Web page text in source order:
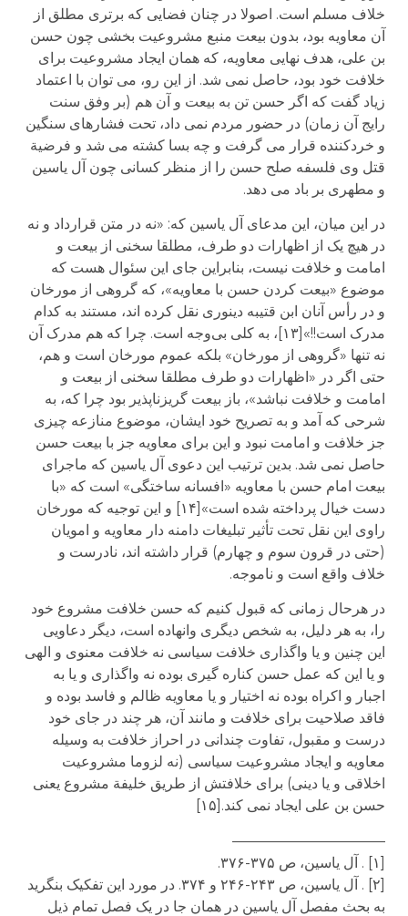
خلاف مسلم است. اصولا در چنان فضایی که برتری مطلق از
آن معاویه بود، بدون بیعت منبع مشروعیت بخشی چون حسن
بن علی، هدف نهایی معاویه، که همان ایجاد مشروعیت برای
خلافت خود بود، حاصل نمی شد. از این رو، می توان با اعتماد
زیاد گفت که اگر حسن تن به بیعت و آن هم (بر وفق سنت
رایج آن زمان) در حضور مردم نمی داد، تحت فشارهای سنگین
و خردکننده قرار می گرفت و چه بسا کشته می شد و فرضیة
قتل وی فلسفه صلح حسن را از منظر کسانی چون آل یاسین
و مطهری بر باد می دهد.
در این میان، این مدعای آل یاسین که: «نه در متن قرارداد و نه
در هیچ یک از اظهارات دو طرف، مطلقا سخنی از بیعت و
امامت و خلافت نیست، بنابراین جای این سئوال هست که
موضوع «بیعت کردن حسن با معاویه»، که گروهی از مورخان
و در رأس آنان ابن قتیبه دینوری نقل کرده اند، مستند به کدام
مدرک است!!»[۱۳]، به کلی بی‌وجه است. چرا که هم مدرک آن
نه تنها «گروهی از مورخان» بلکه عموم مورخان است و هم،
حتی اگر در «اظهارات دو طرف مطلقا سخنی از بیعت و
امامت و خلافت نباشد»، باز بیعت گریزناپذیر بود چرا که، به
شرحی که آمد و به تصریح خود ایشان، موضوع منازعه چیزی
جز خلافت و امامت نبود و این برای معاویه جز با بیعت حسن
حاصل نمی شد. بدین ترتیب این دعوی آل یاسین که ماجرای
بیعت امام حسن با معاویه «افسانه ساختگی» است که «با
دست خیال پرداخته شده است»[۱۴] و این توجیه که مورخان
راوی این نقل تحت تأثیر تبلیغات دامنه دار معاویه و امویان
(حتی در قرون سوم و چهارم) قرار داشته اند، نادرست و
خلاف واقع است و ناموجه.
در هرحال زمانی که قبول کنیم که حسن خلافت مشروع خود
را، به هر دلیل، به شخص دیگری وانهاده است، دیگر دعاویی
این چنین و یا واگذاری خلافت سیاسی نه خلافت معنوی و الهی
و یا این که عمل حسن کناره گیری بوده نه واگذاری و یا به
اجبار و اکراه بوده نه اختیار و یا معاویه ظالم و فاسد بوده و
فاقد صلاحیت برای خلافت و مانند آن، هر چند در جای خود
درست و مقبول، تفاوت چندانی در احراز خلافت به وسیله
معاویه و ایجاد مشروعیت سیاسی (نه لزوما مشروعیت
اخلاقی و یا دینی) برای خلافتش از طریق خلیفة مشروع یعنی
حسن بن علی ایجاد نمی کند.[۱۵]
——————————–
[۱] . آل یاسین، ص ۳۷۵-۳۷۶.
[۲] . آل یاسین، ص ۲۴۳-۲۴۶ و ۳۷۴. در مورد این تفکیک بنگرید
به بحث مفصل آل یاسین در همان جا در یک فصل تمام ذیل